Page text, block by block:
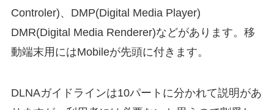
Controler)、DMP(Digital Media Player)
DMR(Digital Media Renderer)などがあります。移
動端末用にはMobileが先頭に付きます。
DLNAガイドラインは10パートに分かれて説明があ